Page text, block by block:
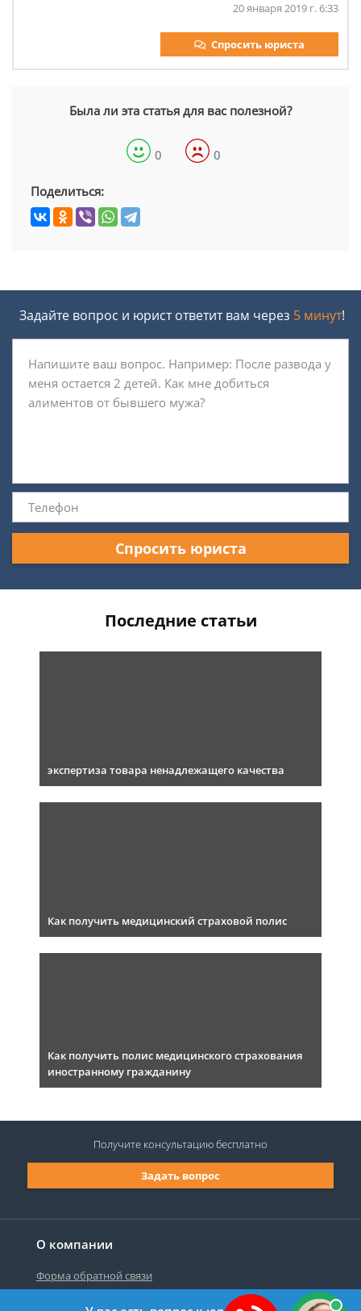
20 января 2019 г. 6:33
Спросить юриста
Была ли эта статья для вас полезной?
0 0
Поделиться:
Задайте вопрос и юрист ответит вам через 5 минут!
Спросить юриста
Последние статьи
экспертиза товара ненадлежащего качества
Как получить медицинский страховой полис
Как получить полис медицинского страхования
иностранному гражданину
О компании
Форма обратной связи
Задать вопрос
Получите консультациюбесплатно